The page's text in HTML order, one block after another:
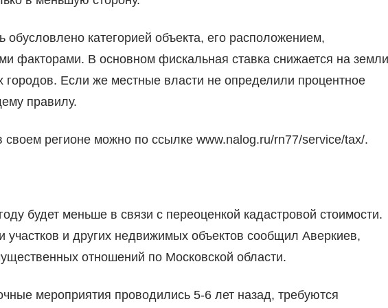
обусловлено категорией объекта, его расположением,
факторами. В основном фискальная ставка снижается на
Если же местные власти не определили процентное
правилу.
своем регионе можно по ссылке www.nalog.ru/rn77/service/tax/.
будет меньше в связи с переоценкой кадастровой стоимости.
участков и других недвижимых объектов сообщил Аверкиев,
отношений по Московской области.
мероприятия проводились 5-6 лет назад, требуются